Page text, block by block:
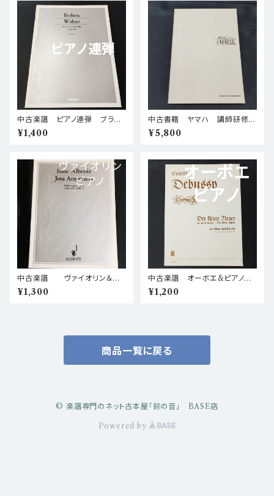
中古楽譜 ピアノ連弾 ブラー
ムス 4手のためのワルツ集 作
品39 Schott社 棚BASE
¥1,400
中古書籍 ヤマハ 講師研修シ
リーズ 村井嗣児 実用 対位
法 棚BASEa4
¥5,800
中古楽譜 ヴァイオリン＆ピ
アノ編曲 アルベニス ホタ・
アラゴネーサ 棚BASEa6
¥1,300
中古楽譜 オーボエ&ピアノ編
曲 ドビュッシー 小さな黒
人 棚BASEa5
¥1,200
商品一覧に戻る
© 楽譜専門のネット古本屋「鈴の音」 BASE店
Powered by